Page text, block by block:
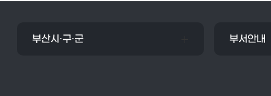
부산시·구·군 부서안내